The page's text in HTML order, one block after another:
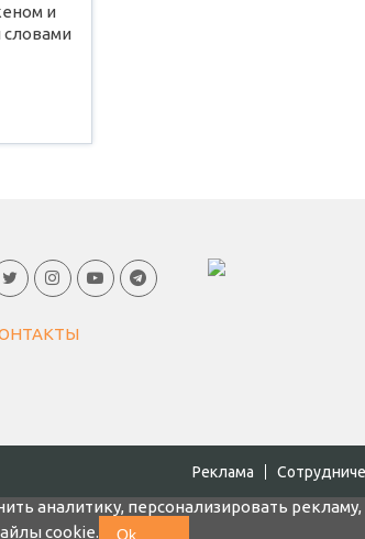
и
Реклама
аналитику, персонализировать
cookie.
Ok